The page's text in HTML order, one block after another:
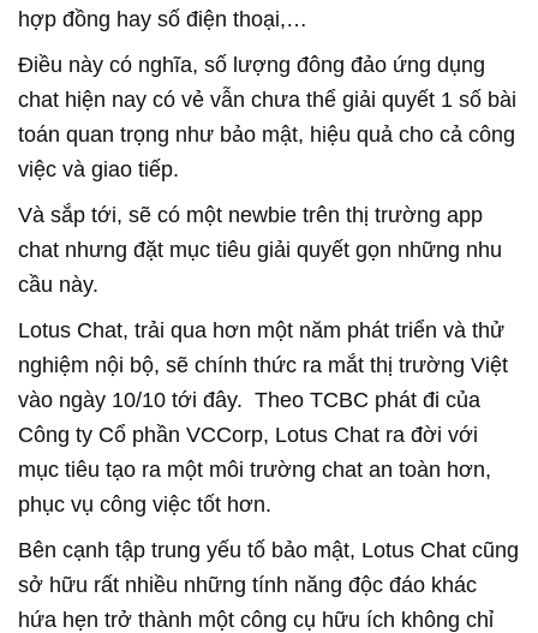
hợp đồng hay số điện thoại,…
Điều này có nghĩa, số lượng đông đảo ứng dụng
chat hiện nay có vẻ vẫn chưa thể giải quyết 1 số bài
toán quan trọng như bảo mật, hiệu quả cho cả công
việc và giao tiếp.
Và sắp tới, sẽ có một newbie trên thị trường app
chat nhưng đặt mục tiêu giải quyết gọn những nhu
cầu này.
Lotus Chat, trải qua hơn một năm phát triển và thử
nghiệm nội bộ, sẽ chính thức ra mắt thị trường Việt
vào ngày 10/10 tới đây. Theo TCBC phát đi của
Công ty Cổ phần VCCorp, Lotus Chat ra đời với
mục tiêu tạo ra một môi trường chat an toàn hơn,
phục vụ công việc tốt hơn.
Bên cạnh tập trung yếu tố bảo mật, Lotus Chat cũng
sở hữu rất nhiều những tính năng độc đáo khác
hứa hẹn trở thành một công cụ hữu ích không chỉ